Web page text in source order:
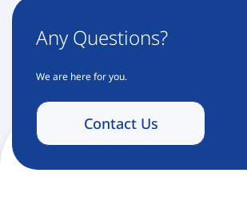
Any Questions?
We are here for you.
Contact Us